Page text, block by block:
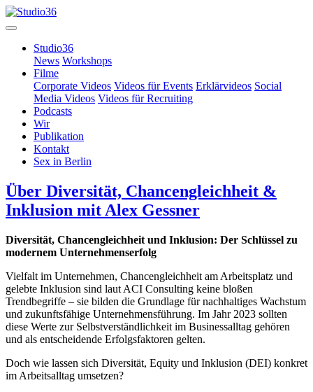
Studio36
News Workshops
Filme
Corporate Videos Videos für Events Erklärvideos Social
Media Videos Videos für Recruiting
Podcasts
Wir
Publikation
Kontakt
Sex in Berlin
Über Diversität, Chancengleichheit &
Inklusion mit Alex Gessner
Diversität, Chancengleichheit und Inklusion: Der Schlüssel zu
modernem Unternehmenserfolg
Vielfalt im Unternehmen, Chancengleichheit am Arbeitsplatz und
gelebte Inklusion sind laut ACI Consulting keine bloßen
Trendbegriffe – sie bilden die Grundlage für nachhaltiges Wachstum
und zukunftsfähige Unternehmensführung. Im Jahr 2023 sollten
diese Werte zur Selbstverständlichkeit im Businessalltag gehören
und als entscheidende Erfolgsfaktoren gelten.
Doch wie lassen sich Diversität, Equity und Inklusion (DEI) konkret
im Arbeitsalltag umsetzen?